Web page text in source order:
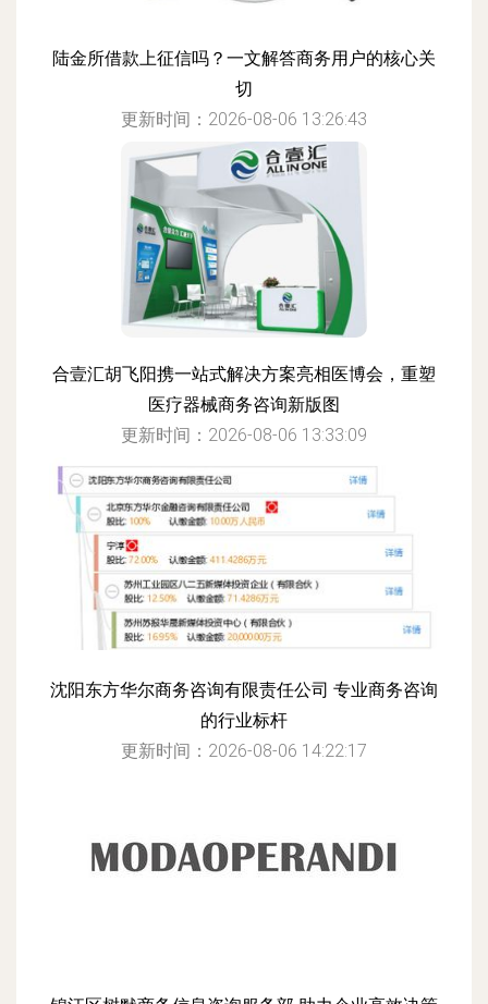
陆金所借款上征信吗？一文解答商务用户的核心关
切
更新时间：2026-08-06 13:26:43
合壹汇胡飞阳携一站式解决方案亮相医博会，重塑
医疗器械商务咨询新版图
更新时间：2026-08-06 13:33:09
沈阳东方华尔商务咨询有限责任公司 专业商务咨询
的行业标杆
更新时间：2026-08-06 14:22:17